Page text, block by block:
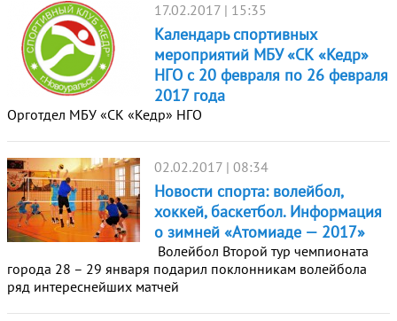
17.02.2017 | 15:35
Календарь спортивных
мероприятий МБУ «СК «Кедр»
НГО с 20 февраля по 26 февраля
2017 года
Орготдел МБУ «СК «Кедр» НГО
02.02.2017 | 08:34
Новости спорта: волейбол,
хоккей, баскетбол. Информация
о зимней «Атомиаде — 2017»
Волейбол Второй тур чемпионата
города 28 – 29 января подарил поклонникам волейбола
ряд интереснейших матчей